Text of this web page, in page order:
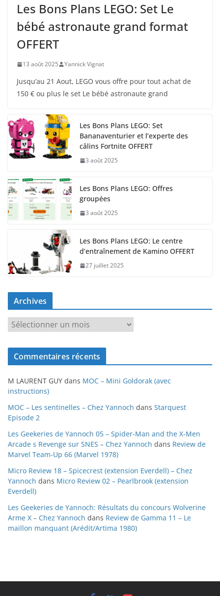
Les Bons Plans LEGO: Set Le
bébé astronaute grand format
OFFERT
13 août 2025 Yannick Vignat
Jusqu’au 21 Aout, LEGO vous offre pour tout achat de
150 € ou plus le set Le bébé astronaute grand
Les Bons Plans LEGO: Set
Bananaventurier et l’experte des
câlins Fortnite OFFERT
3 août 2025
Les Bons Plans LEGO: Offres
groupées
3 août 2025
Les Bons Plans LEGO: Le centre
d’entraînement de Kamino OFFERT
27 juillet 2025
Archives
r
c
v
e
s
Commentaires récents
M LAURENT GUY dans MOC – Mini Goldorak (avec
instructions)
MOC – Les sentinelles – Chez Yannoch dans Starquest
Episode 2
Les Geekeries de Yannoch 05 – Spider-Man and the X-Men
Arcade s Revenge sur SNES – Chez Yannoch dans Review de
Marvel Team-Up 66 (Marvel 1978)
Micro Review 18 – Spicecrest (extension Everdell) – Chez
Yannoch dans Micro Review 02 – Pearlbrook (extension
Everdell)
Les Geekeries de Yannoch: Résultats du concours Wolverine
Arme X – Chez Yannoch dans Review de Gamma 11 – Le
maillon manquant (Arédit/Artima 1980)